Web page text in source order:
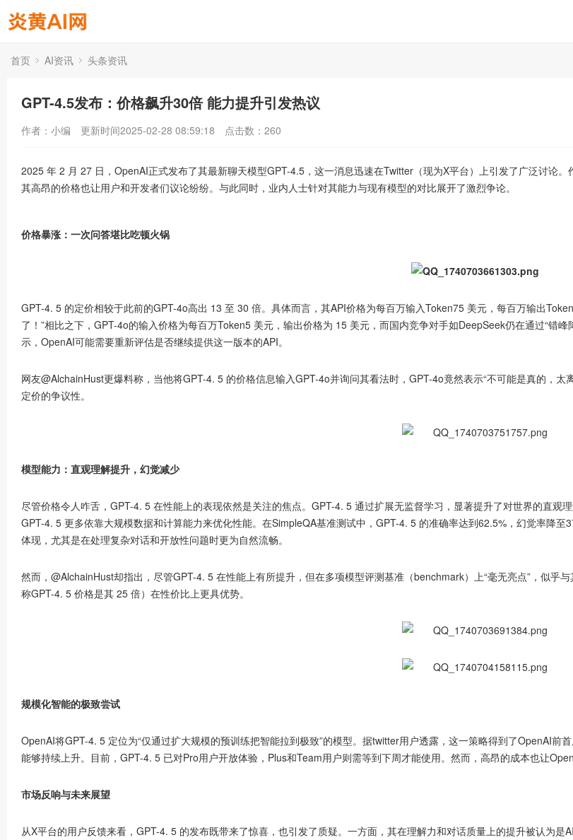
首页 AI资讯 头条资讯
GPT-4.5发布：价格飙升30倍 能力提升引发热议
作者：小编 更新时间2025-02-28 08:59:18 点击数： 260
2025 年 2 月 27 日，OpenAI正式发布了其最新聊天模型GPT-4.5，这一消息迅速在Twitter（现为X平台）上引发了广泛讨论。
其高昂的价格也让用户和开发者们议论纷纷。与此同时，业内人士针对其能力与现有模型的对比展开了激烈争论。
价格暴涨：一次问答堪比吃顿火锅
GPT-4. 5 的定价相较于此前的GPT-4o高出 13 至 30 倍。具体而言，其API价格为每百万输入Token75 美元，每百万输出
了！”相比之下，GPT-4o的输入价格为每百万Token5 美元，输出价格为 15 美元，而国内竞争对手如DeepSeek仍在通过“错
示，OpenAI可能需要重新评估是否继续提供这一版本的API。
网友@AlchainHust更爆料称，当他将GPT-4. 5 的价格信息输入GPT-4o并询问其看法时，GPT-4o竟然表示“不可能是真的，
定价的争议性。
模型能力：直观理解提升，幻觉减少
尽管价格令人咋舌，GPT-4. 5 在性能上的表现依然是关注的焦点。 GPT-4. 5 通过扩展无监督学习，显著提升了对世界的直观
GPT-4. 5 更多依靠大规模数据和计算能力来优化性能。在SimpleQA基准测试中，GPT-4. 5 的准确率达到62.5%，幻觉率降
体现，尤其是在处理复杂对话和开放性问题时更为自然流畅。
然而， @AlchainHust却指出，尽管GPT-4. 5 在性能上有所提升，但在多项模型评测基准（benchmark）上“毫无亮点”，似
称GPT-4. 5 价格是其 25 倍）在性价比上更具优势。
规模化智能的极致尝试
OpenAI将GPT-4. 5 定位为“仅通过扩大规模的预训练把智能拉到极致”的模型。据twitter用户透露，这一策略得到了OpenAI前
能够持续上升。目前，GPT-4. 5 已对Pro用户开放体验，Plus和Team用户则需等到下周才能使用。然而，高昂的成本也让
市场反响与未来展望
从X平台的用户反馈来看，GPT-4. 5 的发布既带来了惊喜，也引发了质疑。一方面，其在理解力和对话质量上的提升被认为